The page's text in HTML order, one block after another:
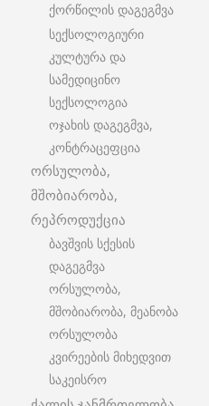
ქორწილის დაგეგმვა
სექსოლოგიური
კულტურა და
სამედიცინო
სექსოლოგია
ოჯახის დაგეგმვა,
კონტრაცეფცია
ორსულობა,
მშობიარობა,
რეპროდუქცია
ბავშვის სქესის
დაგეგმვა
ორსულობა,
მშობიარობა, მეანობა
ორსულობა
კვირეების მიხედვით
საკეისრო